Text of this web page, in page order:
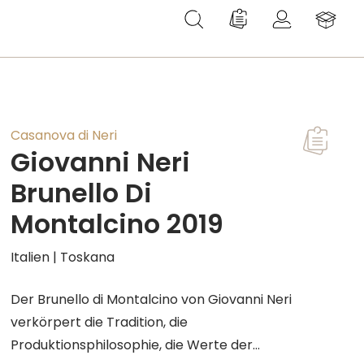
Du hast 0 Produkte
Casanova di Neri
Giovanni Neri
Brunello Di
Montalcino 2019
Italien | Toskana
Der Brunello di Montalcino von Giovanni Neri
verkörpert die Tradition, die
Produktionsphilosophie, die Werte der